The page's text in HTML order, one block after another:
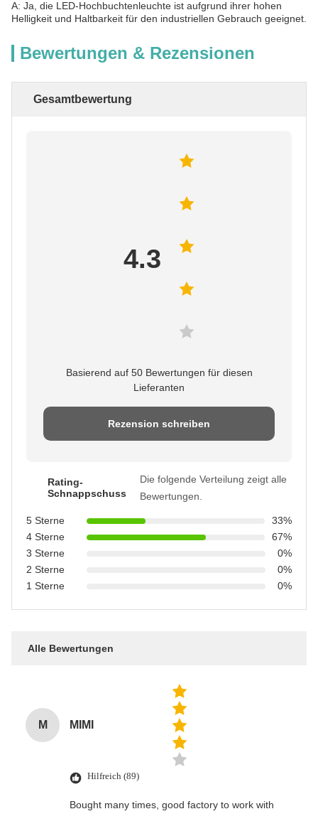
A: Ja, die LED-Hochbuchtenleuchte ist aufgrund ihrer hohen
Helligkeit und Haltbarkeit für den industriellen Gebrauch geeignet.
Bewertungen & Rezensionen
Gesamtbewertung
4.3
Basierend auf 50 Bewertungen für diesen
Lieferanten
Rezension schreiben
Rating-
Schnappschuss
Die folgende Verteilung zeigt alle
Bewertungen.
5 Sterne
33%
4 Sterne
67%
3 Sterne
0%
2 Sterne
0%
1 Sterne
0%
Alle Bewertungen
M MIMI
Hilfreich (89)
Bought many times, good factory to work with